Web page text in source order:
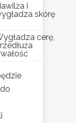
i
skórę
cerę,